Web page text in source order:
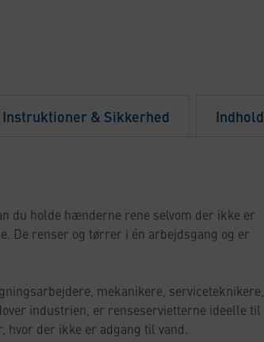
du holde hænderne rene selvom der ikke er
De renser og tørrer i én arbejdsgang og er
mekanikere, serviceteknikere,
industrien, er renseservietterne ideelle til
der ikke er adgang til vand.
Instruktioner & Sikkerhed Indhold